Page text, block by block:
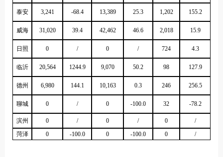
泰安 3,241 -68.4 13,389 25.3 1,202 155.2
威海 31,020 39.4 42,462 46.6 2,018 15.9
日照 0 / 0 / 724 4.3
临沂 20,564 1244.9 9,070 50.2 98 127.9
德州 6,980 144.1 10,163 0.3 246 256.5
聊城 0 / 0 -100.0 32 -78.2
滨州 0 / 0 / 0
/
菏泽
0 -100.0 0 -100.0 0 /